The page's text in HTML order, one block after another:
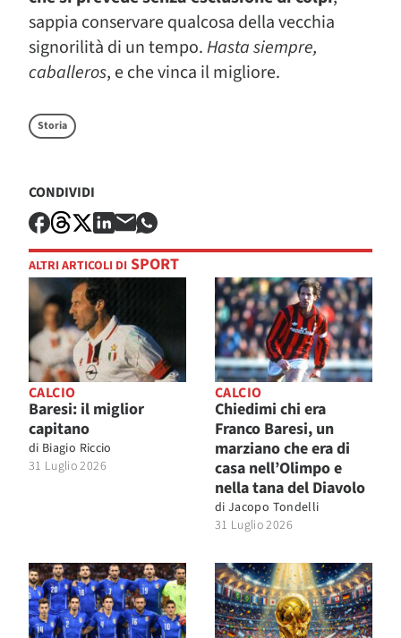
sappia conservare qualcosa della vecchia
signorilità di un tempo.Hasta siempre,
caballeros, e che vinca il migliore.
Storia
CONDIVIDI
ALTRI ARTICOLI DI SPORT
CALCIO
Baresi: il miglior
capitano
di Biagio Riccio
31 Luglio 2026
CALCIO
Chiedimi chi era
Franco Baresi, un
marziano che era di
casa nell’Olimpo e
nella tana del Diavolo
di Jacopo Tondelli
31 Luglio 2026